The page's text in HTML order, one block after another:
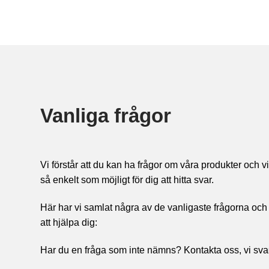
Vanliga frågor
Vi förstår att du kan ha frågor om våra produkter och
så enkelt som möjligt för dig att hitta svar.
Här har vi samlat några av de vanligaste frågorna
att hjälpa dig:
Har du en fråga som inte nämns? Kontakta oss, vi